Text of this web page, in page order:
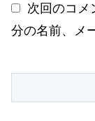
次回のコメ
分の名前、メ